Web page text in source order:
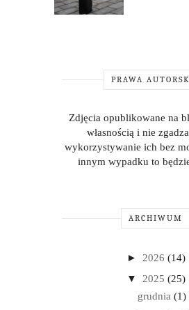
PRAWA
Zdjęcia opublikowane na
własnością i nie
wykorzystywanie ich bez
innym wypadku to
ARCHIWUM
► 2026 (14)
▼ 2025 (25)
grudnia (1)